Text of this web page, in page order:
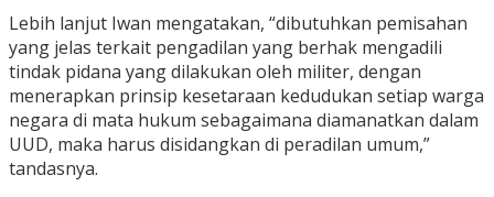
Lebih lanjut Iwan mengatakan, “dibutuhkan pemisahan
yang jelas terkait pengadilan yang berhak mengadili
tindak pidana yang dilakukan oleh militer, dengan
menerapkan prinsip kesetaraan kedudukan setiap warga
negara di mata hukum sebagaimana diamanatkan dalam
UUD, maka harus disidangkan di peradilan umum,”
tandasnya.